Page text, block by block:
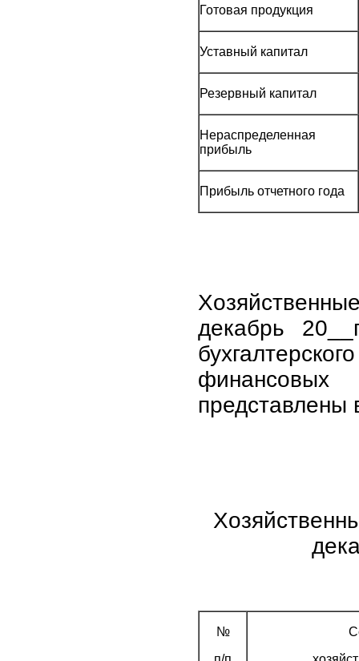
Готовая продукция
Уставный капитал
Резервный капитал
Нераспределенная
прибыль
Прибыль отчетного года
декабрь
представлены
№